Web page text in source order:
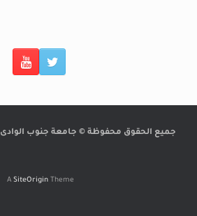
جميع الحقوق محفوظة © جامعة جنوب الوادى 2020
A SiteOrigin Theme